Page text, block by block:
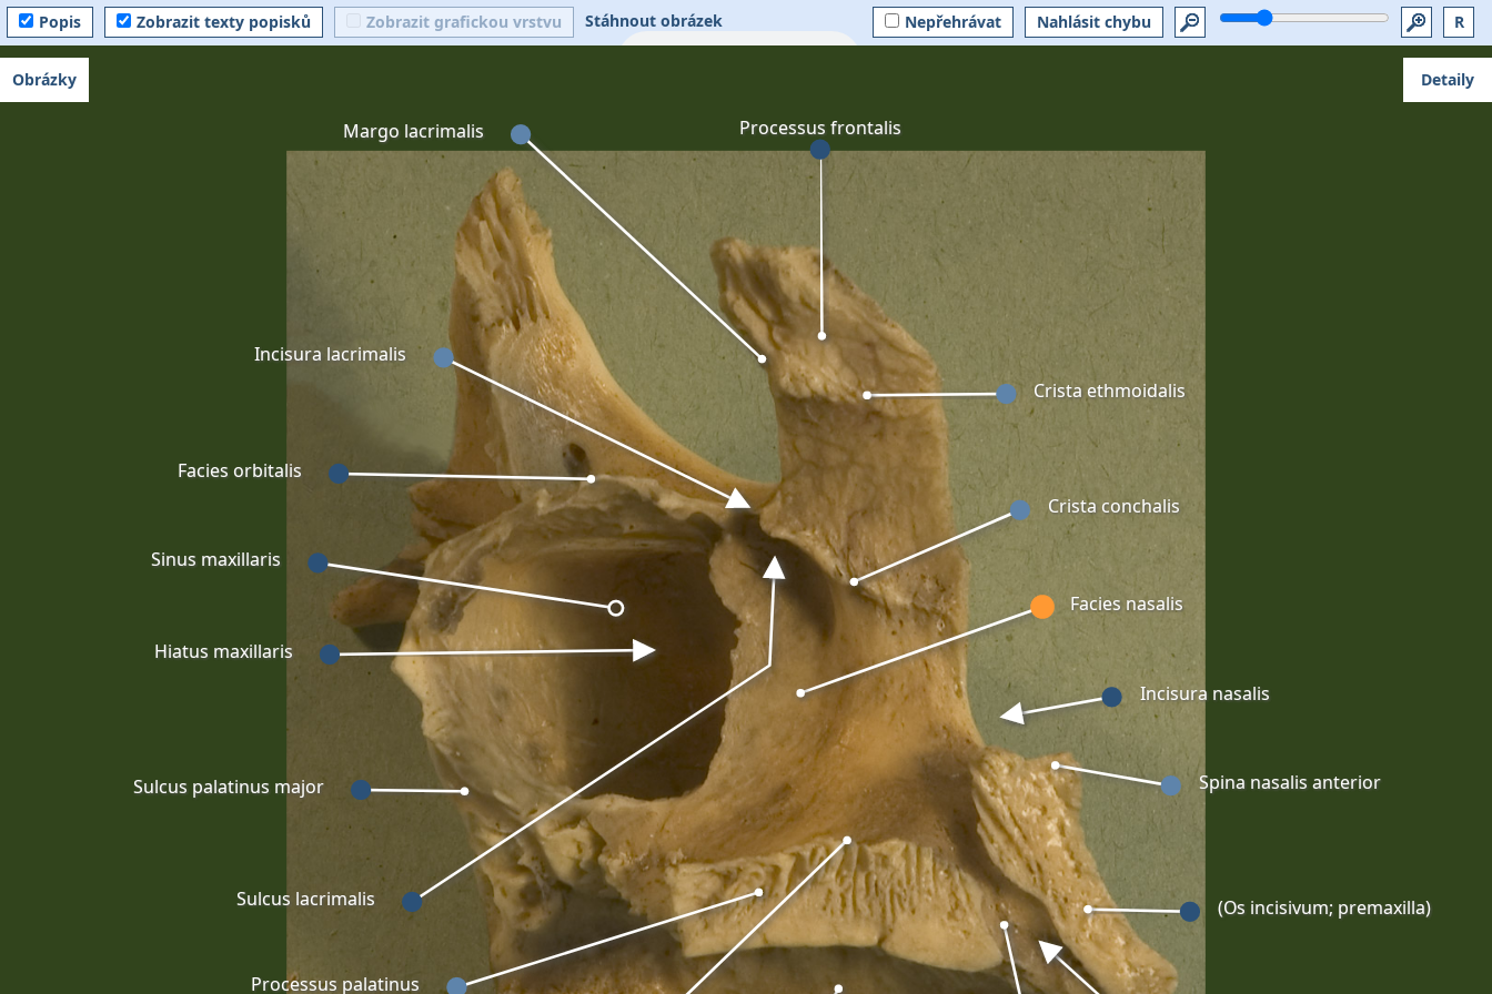
Popis Zobrazit texty popisků Zobrazit grafickou vrstvu Stáhnout obrázek R
Nahlásit chybu
Nepřehrávat
Sulcus lacrimalis
Crista ethmoidalis
(Os incisivum; premaxilla)
Processus palatinus
Incisura lacrimalis
Processus frontalis
Sinus maxillaris
Sulcus palatinus major
Hiatus maxillaris
Margo lacrimalis
Crista conchalis
Facies nasalis
Spina nasalis anterior
Incisura nasalis
Facies orbitalis
Obrázky Detaily